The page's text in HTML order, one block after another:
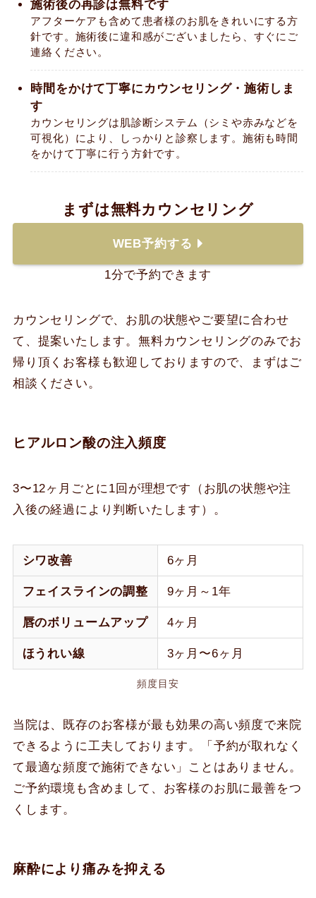
施術後の再診は無料です
アフターケアも含めて患者様のお肌をきれいにする方
針です。施術後に違和感がございましたら、すぐにご
連絡ください。
時間をかけて丁寧にカウンセリング・施術しま
す
カウンセリングは肌診断システム（シミや赤みなどを
可視化）により、しっかりと診察します。施術も時間
をかけて丁寧に行う方針です。
まずは無料カウンセリング
WEB予約する
1分で予約できます
カウンセリングで、お肌の状態やご要望に合わせ
て、提案いたします。無料カウンセリングのみでお
帰り頂くお客様も歓迎しておりますので、まずはご
相談ください。
ヒアルロン酸の注入頻度
3〜12ヶ月ごとに1回が理想です（お肌の状態や注
入後の経過により判断いたします）。
シワ改善 6ヶ月
フェイスラインの調整 9ヶ月～1年
唇のボリュームアップ 4ヶ月
ほうれい線 3ヶ月〜6ヶ月
頻度目安
当院は、既存のお客様が最も効果の高い頻度で来院
できるように工夫しております。「予約が取れなく
て最適な頻度で施術できない」ことはありません。
ご予約環境も含めまして、お客様のお肌に最善をつ
くします。
麻酔により痛みを抑える